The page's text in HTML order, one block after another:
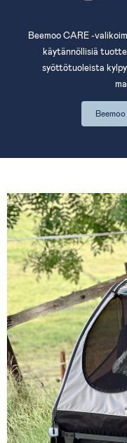
Beemoo CARE -
käytännöllisiä
syöttötuoleista